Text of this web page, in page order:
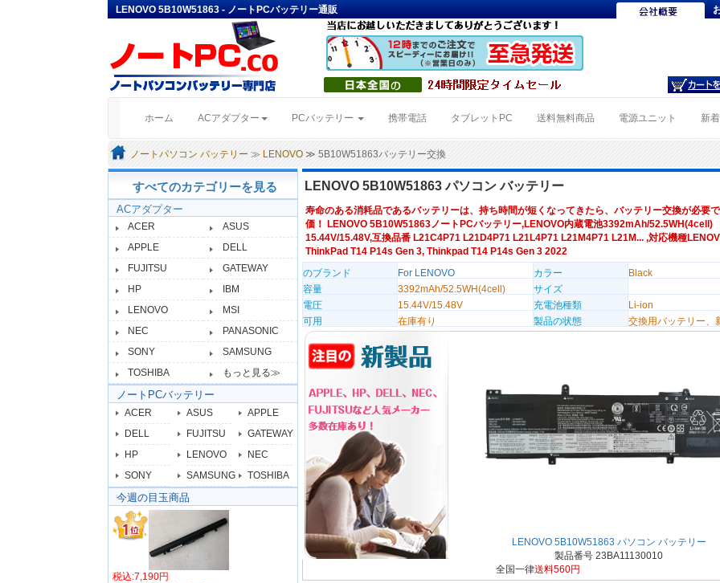
LENOVO 5B10W51863 - ノートPCバッテリー通販
ホーム (current)ACアダプター PCバッテリー 携帯電話 タブレットPC 送料無料商品 電源ユニット 新
ノートパソコン バッテリー ≫ LENOVO ≫ 5B10W51863バッテリー交換
すべてのカテゴリーを見る
ACアダプター
ACER
ASUS
APPLE
DELL
FUJITSU
GATEWAY
HP
IBM
LENOVO
MSI
NEC
PANASONIC
SONY
SAMSUNG
TOSHIBA
もっと見る≫
ノートPCバッテリー
ACER ASUS
APPLE
DELL
FUJITSU
GATEWAY
HP
LENOVO
NEC
SONY
SAMSUNG TOSHIBA
今週の目玉商品
税込:7,190円
LENOVO 5B10W51863 パソコン バッテリー
寿命のある消耗品であるバッテリーは、持ち時間が短くなってきたら、バッテリー交換が必要
価！ LENOVO 5B10W51863ノートPCバッテリー,LENOVO内蔵電池3392mAh/52.5WH(4cell)
15.44V/15.48V,互換品番 L21C4P71 L21D4P71 L21L4P71 L21M4P71 L21M... ,対応機種
ThinkPad T14 P14s Gen 3, Thinkpad T14 P14s Gen 3 2022
のブランド
For LENOVO カラー
Black
容量
3392mAh/52.5WH(4cell)
サイズ
電圧
15.44V/15.48V 充電池種類
Li-ion
可用
在庫有り 製品の状態 交換用バッテリー、
LENOVO 5B10W51863 パソコン バッテリー
製品番号 23BA11130010
全国一律送料560円